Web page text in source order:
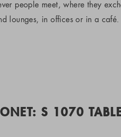
people meet, where they
lounges, in offices or in a café.
S 1070